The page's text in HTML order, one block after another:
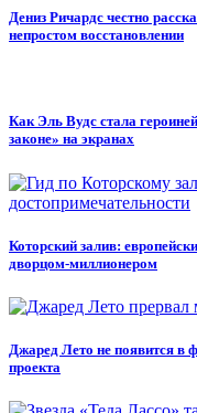
Дениз Ричардс честно
непростом восстановлении
Как Эль Вудс стала
законе» на экранах
Которский залив:
дворцом-миллионером
Джаред Лето не появится в
проекта